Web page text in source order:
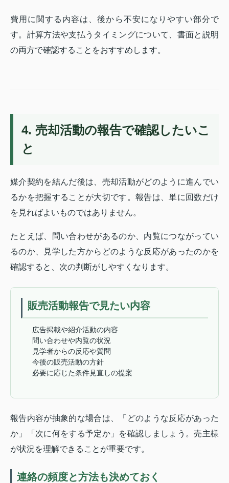
費用に関する内容は、後から不安になりやすい部分で
す。計算方法や支払うタイミングについて、書面と説明
の両方で確認することをおすすめします。
4. 売却活動の報告で確認したいこ
と
媒介契約を結んだ後は、売却活動がどのように進んでい
るかを把握することが大切です。報告は、単に回数だけ
を見ればよいものではありません。
たとえば、問い合わせがあるのか、内覧につながってい
るのか、見学した方からどのような反応があったのかを
確認すると、次の判断がしやすくなります。
販売活動報告で見たい内容
広告掲載や紹介活動の内容
問い合わせや内覧の状況
見学者からの反応や質問
今後の販売活動の方針
必要に応じた条件見直しの提案
報告内容が抽象的な場合は、「どのような反応があった
か」「次に何をする予定か」を確認しましょう。売主様
が状況を理解できることが重要です。
連絡の頻度と方法も決めておく